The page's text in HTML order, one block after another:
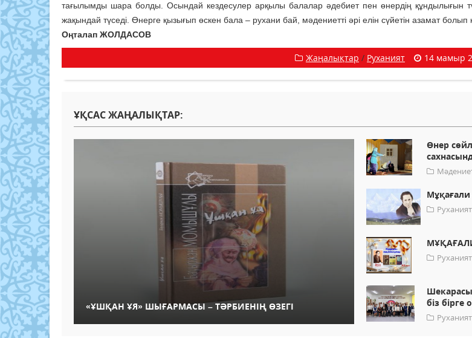
тағылымды шара болды. Осындай кездесулер арқылы балалар әдебиет пен өнердің құндылығын
жақындай түседі. Өнерге қызығып өскен бала – рухани бай, мәдениетті әрі елін сүйетін азамат болып
Оңталап ЖОЛДАСОВ
Жаңалықтар / Руханият 14 мамыр
ҰҚСАС ЖАҢАЛЫҚТАР:
«ҰШҚАН ҰЯ» ШЫҒАРМАСЫ – ТӘРБИЕНІҢ ӨЗЕГІ
Өнер
Руханият
Руханият
біз
Руханият